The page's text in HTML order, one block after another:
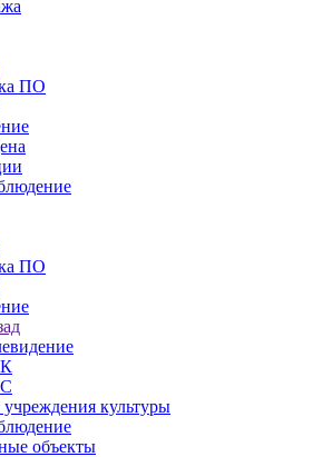
ПО
ПО
культуры
объекты